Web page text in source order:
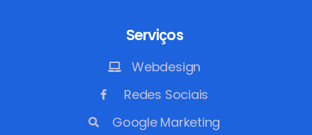
Serviços
Webdesign
Redes Sociais
Google Marketing